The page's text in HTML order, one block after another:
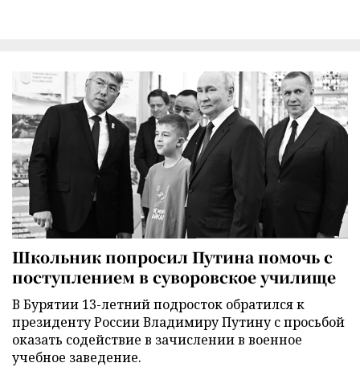
Школьник попросил Путина помочь с
поступлением в суворовское училище
В Бурятии 13-летний подросток обратился к
президенту России Владимиру Путину с просьбой
оказать содействие в зачислении в военное
учебное заведение.